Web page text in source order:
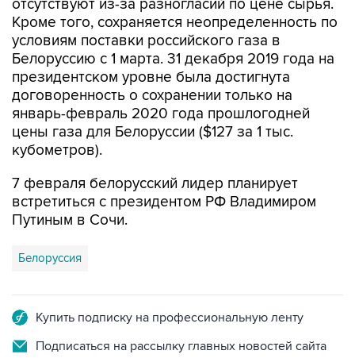
условиям поставки российского газа в
Белоруссию с 1 марта. 31 декабря 2019 года на
президентском уровне была достигнута
договоренность о сохранении только на
январь-февраль 2020 года прошлогодней
цены газа для Белоруссии ($127 за 1 тыс.
кубометров).
7 февраля белорусский лидер планирует
Путиным в Сочи.
Белоруссия
Подписаться на рассылку главных новостей сайта
Получать оперативные новости в официальном